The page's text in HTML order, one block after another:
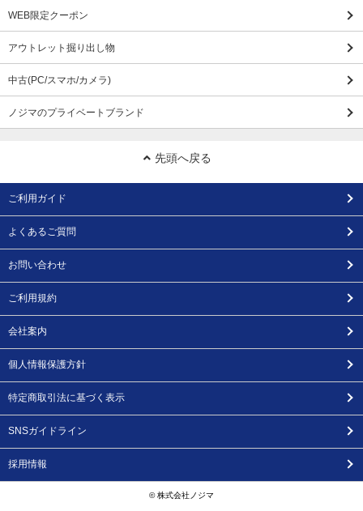
WEB限定クーポン
アウトレット掘り出し物
中古(PC/スマホ/カメラ)
ノジマのプライベートブランド
先頭へ戻る
ご利用ガイド
よくあるご質問
お問い合わせ
ご利用規約
会社案内
個人情報保護方針
特定商取引法に基づく表示
SNSガイドライン
採用情報
© 株式会社ノジマ